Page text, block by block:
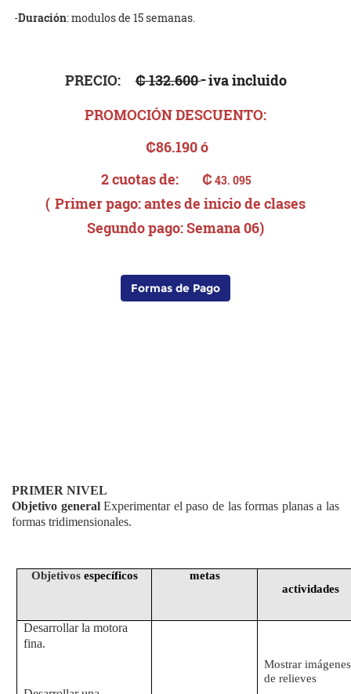
-Duración: modulos de 15 semanas.
PRECIO: ₡ 132.600 iva incluido
PROMOCIÓN DESCUENTO:
₡86.190 ó
2 cuotas de:
₡43. 095
( Primer pago: antes de inicio de clases
Segundo pago: Semana 06)
Formas de Pago
PRIMER NIVEL
Objetivo generalExperimentar el paso de las formas planas a las
formas tridimensionales.
Objetivos específicos
metas
actividades
Desarrollar la motora
fina.
Mostrar imágenes
de relieves